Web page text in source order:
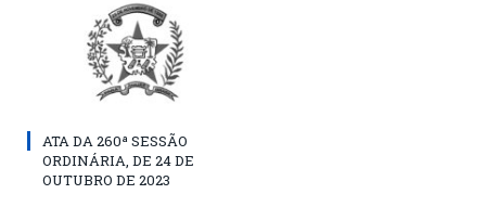
ATA DA 260ª SESSÃO
ORDINÁRIA, DE 24 DE
OUTUBRO DE 2023